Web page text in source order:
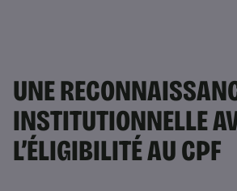
UNE
INSTITUTIONNELLE
L’ÉLIGIBILITÉ AU CPF